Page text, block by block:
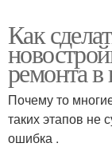
Как
ремонта в
Почему то
таких этапов не
ошибка .